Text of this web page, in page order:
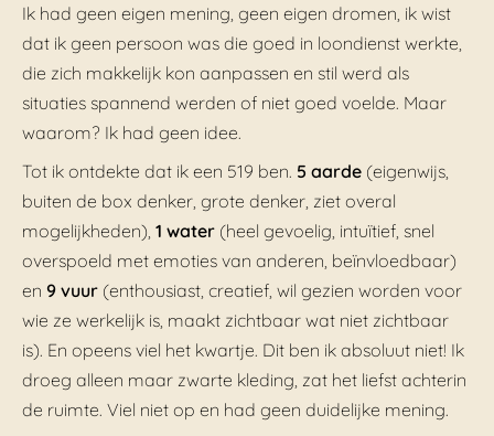
Ik had geen eigen mening, geen eigen dromen, ik wist
dat ik geen persoon was die goed in loondienst werkte,
die zich makkelijk kon aanpassen en stil werd als
situaties spannend werden of niet goed voelde. Maar
waarom? Ik had geen idee.
Tot ik ontdekte dat ik een 519 ben. 5 aarde (eigenwijs,
buiten de box denker, grote denker, ziet overal
mogelijkheden), 1 water (heel gevoelig, intuïtief, snel
overspoeld met emoties van anderen, beïnvloedbaar)
en 9 vuur (enthousiast, creatief, wil gezien worden voor
wie ze werkelijk is, maakt zichtbaar wat niet zichtbaar
is). En opeens viel het kwartje. Dit ben ik absoluut niet! Ik
droeg alleen maar zwarte kleding, zat het liefst achterin
de ruimte. Viel niet op en had geen duidelijke mening.